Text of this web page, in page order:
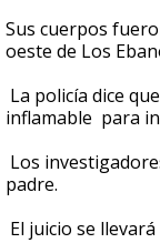
Sus cuerpos
oeste de Los
La policía dice
inflamable para
Los
padre.
El juicio se